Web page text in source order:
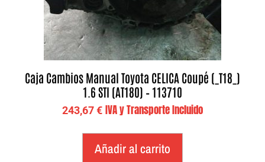
Caja Cambios Manual Toyota CELICA Coupé (_T18_)
1.6 STI (AT180) – 113710
243,67€ IVA y Transporte Incluido
Añadir al carrito